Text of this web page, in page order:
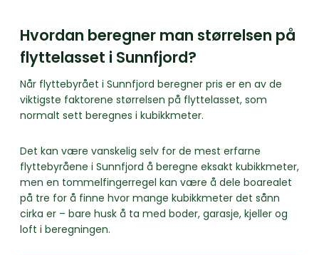
Hvordan beregner man størrelsen på
flyttelasset i Sunnfjord?
Når flyttebyrået i Sunnfjord beregner pris er en av de
viktigste faktorene størrelsen på flyttelasset, som
normalt sett beregnes i kubikkmeter.
Det kan være vanskelig selv for de mest erfarne
flyttebyråene i Sunnfjord å beregne eksakt kubikkmeter,
men en tommelfingerregel kan være å dele boarealet
på tre for å finne hvor mange kubikkmeter det sånn
cirka er – bare husk å ta med boder, garasje, kjeller og
loft i beregningen.